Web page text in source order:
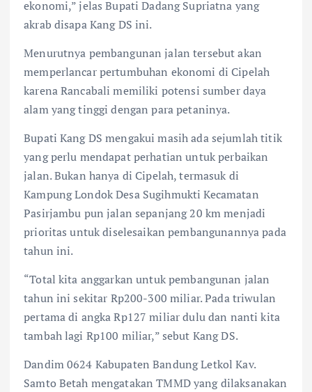
ekonomi,” jelas Bupati Dadang Supriatna yang
akrab disapa Kang DS ini.
Menurutnya pembangunan jalan tersebut akan
memperlancar pertumbuhan ekonomi di Cipelah
karena Rancabali memiliki potensi sumber daya
alam yang tinggi dengan para petaninya.
Bupati Kang DS mengakui masih ada sejumlah titik
yang perlu mendapat perhatian untuk perbaikan
jalan. Bukan hanya di Cipelah, termasuk di
Kampung Londok Desa Sugihmukti Kecamatan
Pasirjambu pun jalan sepanjang 20 km menjadi
prioritas untuk diselesaikan pembangunannya pada
tahun ini.
“Total kita anggarkan untuk pembangunan jalan
tahun ini sekitar Rp200-300 miliar. Pada triwulan
pertama di angka Rp127 miliar dulu dan nanti kita
tambah lagi Rp100 miliar,” sebut Kang DS.
Dandim 0624 Kabupaten Bandung Letkol Kav.
Samto Betah mengatakan TMMD yang dilaksanakan